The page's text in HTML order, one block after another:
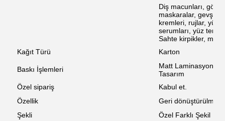
Diş macunları, göz
maskaralar, gevşek
kremleri, rujlar, yüz
serumları, yüz
Sahte kirpikler,
Kağıt Türü
Karton
Baskı İşlemleri
Matt Laminasyon,
Tasarım
Özel sipariş
Kabul et.
Özellik
Geri dönüştürülmüş
Şekli
Özel Farklı Şekil